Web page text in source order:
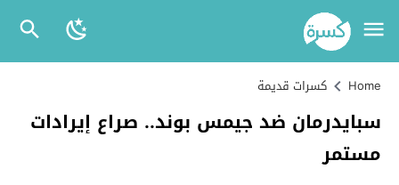
Home كسرات قديمة
سبايدرمان ضد جيمس بوند.. صراع إيرادات
مستمر